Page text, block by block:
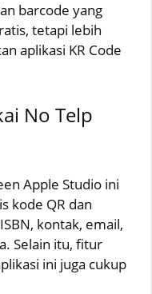
barcode yang
tetapi lebih
aplikasi KR Code
No Telp
Apple Studio ini
kode QR dan
kontak, email,
Selain itu, fitur
ini juga cukup